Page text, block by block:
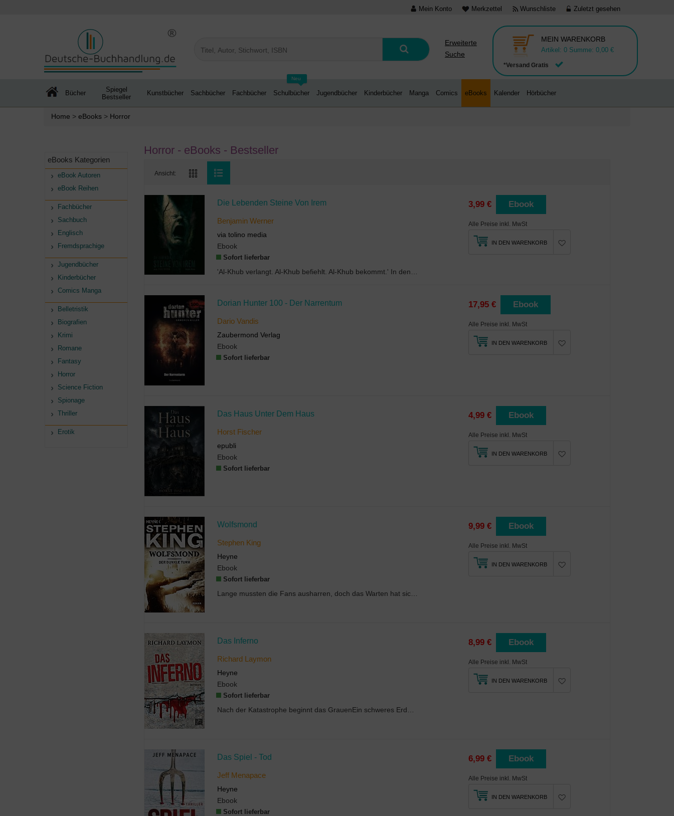
Mein Konto Merkzettel Wunschliste Zuletzt gesehen
Erweiterte
Suche
*Versand Gratis
MEIN WARENKORB
Artikel: 0 Summe: 0,00 €
Bücher
Spiegel
Bestseller
Kunstbücher Sachbücher Fachbücher
Neu
Schulbücher Jugendbücher Kinderbücher Manga Comics eBooks Kalender Hörbücher
Home > eBooks > Horror
eBooks Kategorien
eBook Autoren
eBook Reihen
Fachbücher
Sachbuch
Englisch
Fremdsprachige
Jugendbücher
Kinderbücher
Comics Manga
Belletristik
Biografien
Krimi
Romane
Fantasy
Horror
Science Fiction
Spionage
Thriller
Erotik
Horror - eBooks - Bestseller
Ansicht:
Die Lebenden Steine Von Irem
Benjamin Werner
via tolino media
Ebook
Sofort lieferbar
3,99 € Ebook
Alle Preise inkl. MwSt
IN DEN WARENKORB
Dorian Hunter 100 - Der Narrentum
Dario Vandis
Zaubermond Verlag
Ebook
Sofort lieferbar
17,95 € Ebook
Alle Preise inkl. MwSt
IN DEN WARENKORB
Das Haus Unter Dem Haus
Horst Fischer
epubli
Ebook
Sofort lieferbar
4,99 € Ebook
Alle Preise inkl. MwSt
IN DEN WARENKORB
Wolfsmond
Stephen King
Heyne
Ebook
Sofort lieferbar
9,99 € Ebook
Alle Preise inkl. MwSt
IN DEN WARENKORB
Das Inferno
Richard Laymon
Heyne
Ebook
Sofort lieferbar
8,99 € Ebook
Alle Preise inkl. MwSt
IN DEN WARENKORB
Das Spiel - Tod
Jeff Menapace
Heyne
Ebook
Sofort lieferbar
6,99 € Ebook
Alle Preise inkl. MwSt
IN DEN WARENKORB